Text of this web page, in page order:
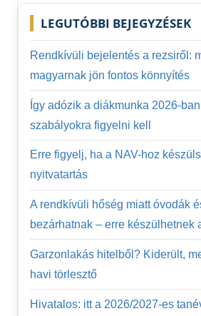
LEGUTÓBBI BEJEGYZÉSEK
Rendkívüli bejelentés a rezsiről:
magyarnak jön fontos könnyítés
Így adózik a diákmunka 2026-
szabályokra figyelni kell
Erre figyelj, ha a NAV-hoz
nyitvatartás
A rendkívüli hőség miatt óvodák
bezárhatnak – erre készülhetnek
Garzonlakás hitelből? Kiderült,
havi törlesztő
Hivatalos: itt a 2026/2027-es